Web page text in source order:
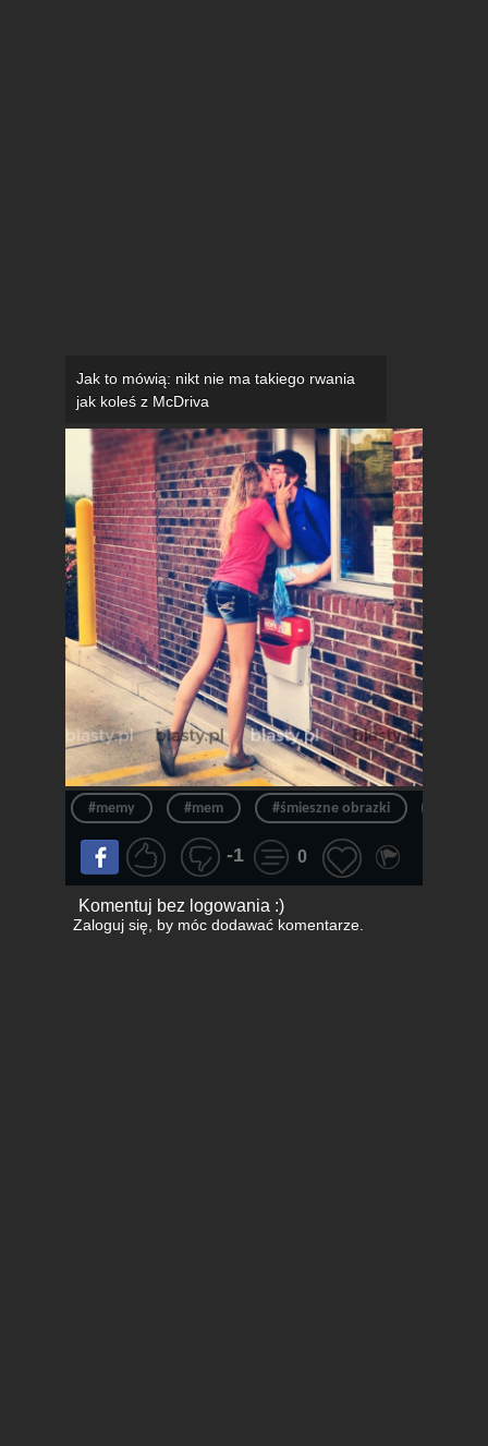
Jak to mówią: nikt nie ma takiego rwania
jak koleś z McDriva
#memy #mem #śmieszne obrazki
-1 0
Komentuj bez logowania :)
Zaloguj się, by móc dodawać komentarze.